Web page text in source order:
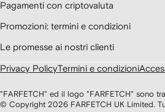
Pagamenti con criptovaluta
Promozioni: termini e condizioni
Le promesse ai nostri clienti
Privacy PolicyTermini e condizioni
"FARFETCH" ed il logo "FARFETCH" sono
© Copyright 2026 FARFETCH UK Limited.